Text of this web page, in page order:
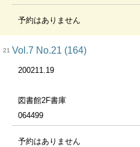
予約はありません
21 Vol.7 No.21 (164)
200211.19
図書館2F書庫
064499
予約はありません